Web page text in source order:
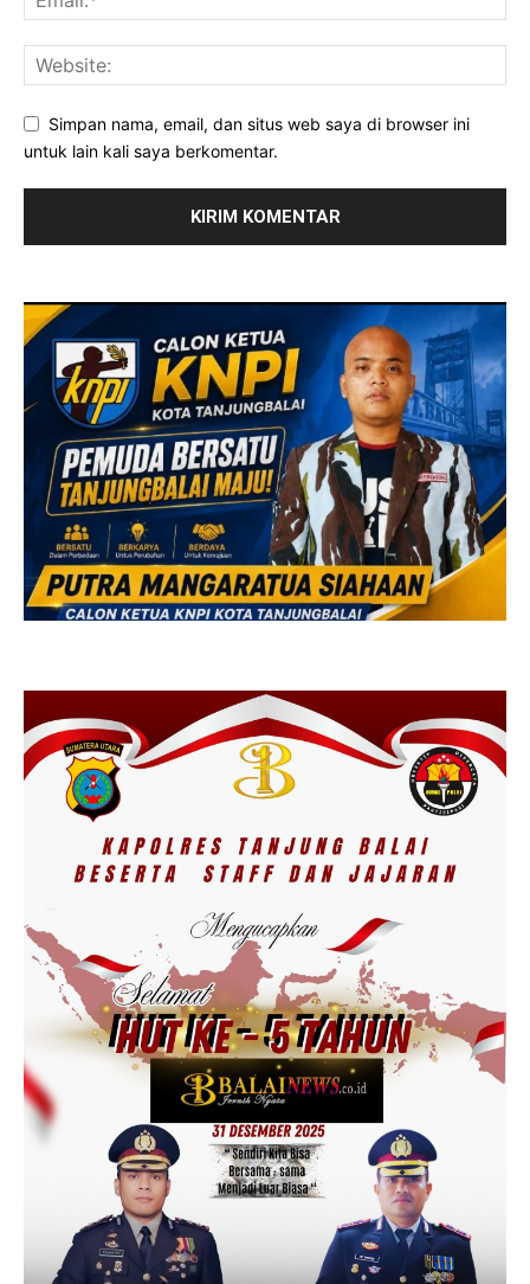
Simpan nama, email, dan situs web saya di browser ini
untuk lain kali saya berkomentar.